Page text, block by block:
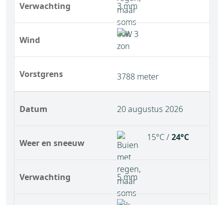
Verwachting
Wind
Vorstgrens
3 mm
3788 meter
Datum
Weer en sneeuw
Verwachting
20 augustus 2026
15°C /24°C
5 mm